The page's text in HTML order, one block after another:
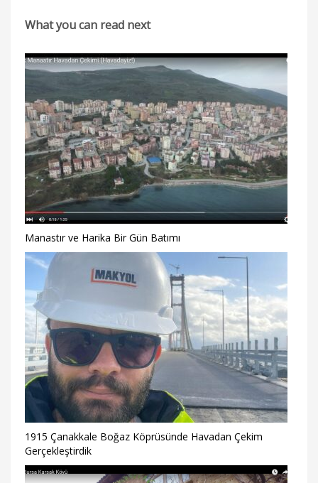
What you can read next
Manastır ve Harika Bir Gün Batımı
1915 Çanakkale Boğaz Köprüsünde Havadan Çekim
Gerçekleştirdik